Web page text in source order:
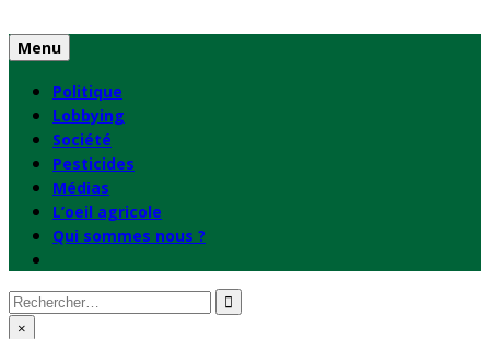
to
content
Menu
Politique
Lobbying
Société
Pesticides
Médias
L’oeil agricole
Qui sommes nous ?
Rechercher
: ×